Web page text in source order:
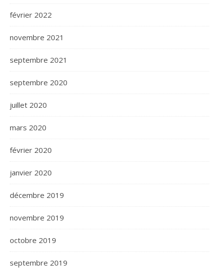
février 2022
novembre 2021
septembre 2021
septembre 2020
juillet 2020
mars 2020
février 2020
janvier 2020
décembre 2019
novembre 2019
octobre 2019
septembre 2019